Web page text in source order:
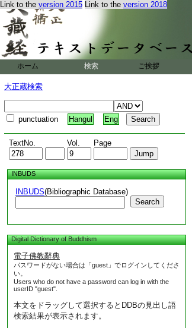
Link to the version 2015 Link to the version 2018
ホーム 検索 ご挨拶
大正蔵検索
punctuation Hangul Eng
TextNo. Vol. Page
INBUDS
INBUDS(Bibliographic Database)
Search
Digital Dictionary of Buddhism
電子佛教辭典
パスワードがない場合は「guest」でログインしてくださ
い。
Users who do not have a password can log in with the
userID "guest".
本文をドラッグして選択するとDDBの見出し語
検索結果が表示されます。